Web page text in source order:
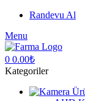
Randevu Al
Menu
0 0.00₺
Kategoriler